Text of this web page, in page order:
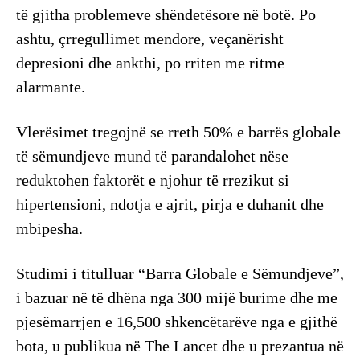
të gjitha problemeve shëndetësore në botë. Po
ashtu, çrregullimet mendore, veçanërisht
depresioni dhe ankthi, po rriten me ritme
alarmante.
Vlerësimet tregojnë se rreth 50% e barrës globale
të sëmundjeve mund të parandalohet nëse
reduktohen faktorët e njohur të rrezikut si
hipertensioni, ndotja e ajrit, pirja e duhanit dhe
mbipesha.
Studimi i titulluar “Barra Globale e Sëmundjeve”,
i bazuar në të dhëna nga 300 mijë burime dhe me
pjesëmarrjen e 16,500 shkencëtarëve nga e gjithë
bota, u publikua në The Lancet dhe u prezantua në